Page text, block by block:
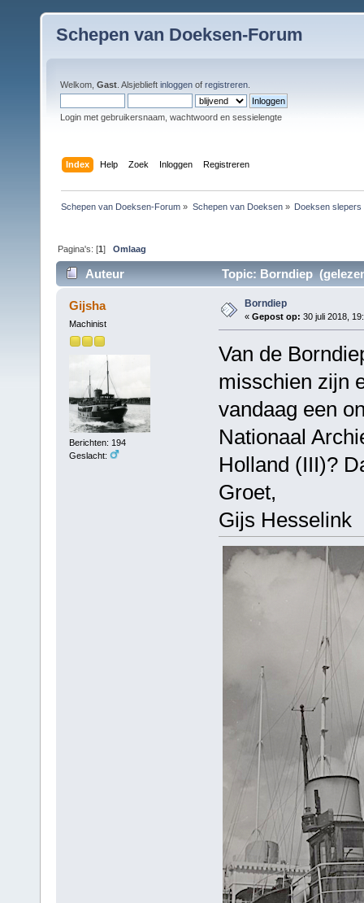
Schepen van Doeksen-Forum
Welkom, Gast . Alsjeblieft inloggen of registreren
Login met gebruikersnaam, wachtwoord en sessielengte
Index Help Zoek Inloggen Registreren
Schepen van Doeksen-Forum » Schepen van Doeksen» Doeksen slepers
Pagina's: [1]Omlaag
Auteur Topic: Borndiep
Gijsha
Machinist
Berichten: 194
Geslacht:
Borndiep
« Gepost op: 30 juli 2018,
Van de
misschien zijn
vandaag een
Nationaal
Holland (III)?
Groet,
Gijs Hesselink